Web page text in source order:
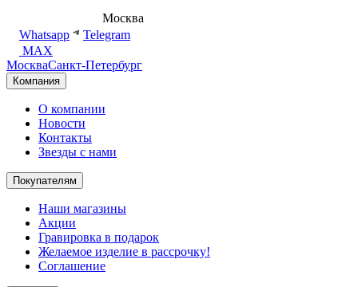
Москва
Whatsapp
Telegram
MAX
МоскваСанкт-Петербург
Компания
О компании
Новости
Контакты
Звезды с нами
Покупателям
Наши магазины
Акции
Гравировка в подарок
Желаемое изделие в рассрочку!
Соглашение